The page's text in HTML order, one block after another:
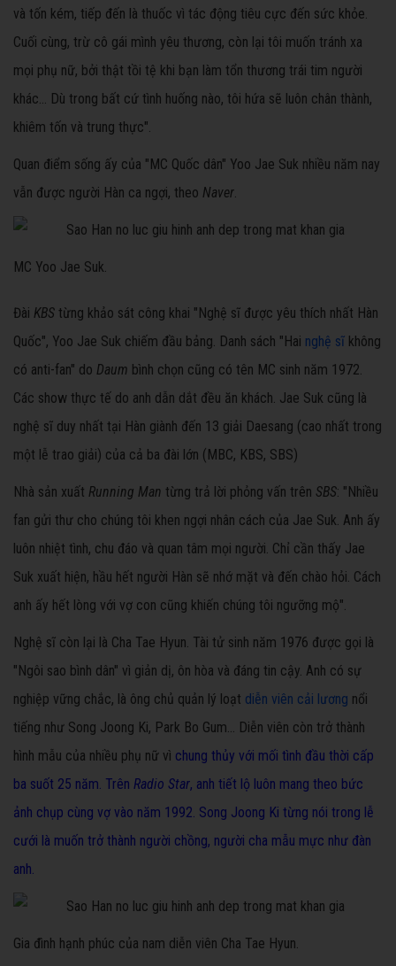
và tốn kém, tiếp đến là thuốc vì tác động tiêu cực đến sức khỏe.
Cuối cùng, trừ cô gái mình yêu thương, còn lại tôi muốn tránh xa
mọi phụ nữ, bởi thật tồi tệ khi bạn làm tổn thương trái tim người
khác... Dù trong bất cứ tình huống nào, tôi hứa sẽ luôn chân thành,
khiêm tốn và trung thực".
Quan điểm sống ấy của "MC Quốc dân" Yoo Jae Suk nhiều năm nay
vẫn được người Hàn ca ngợi, theo Naver.
MC Yoo Jae Suk.
Đài KBS từng khảo sát công khai "Nghệ sĩ được yêu thích nhất Hàn
Quốc", Yoo Jae Suk chiếm đầu bảng. Danh sách "Hai nghệ sĩ không
có anti-fan" do Daum bình chọn cũng có tên MC sinh năm 1972.
Các show thực tế do anh dẫn dắt đều ăn khách. Jae Suk cũng là
nghệ sĩ duy nhất tại Hàn giành đến 13 giải Daesang (cao nhất trong
một lễ trao giải) của cả ba đài lớn (MBC, KBS, SBS)
Nhà sản xuất Running Man từng trả lời phỏng vấn trên SBS: "Nhiều
fan gửi thư cho chúng tôi khen ngợi nhân cách của Jae Suk. Anh ấy
luôn nhiệt tình, chu đáo và quan tâm mọi người. Chỉ cần thấy Jae
Suk xuất hiện, hầu hết người Hàn sẽ nhớ mặt và đến chào hỏi. Cách
anh ấy hết lòng với vợ con cũng khiến chúng tôi ngưỡng mộ".
Nghệ sĩ còn lại là Cha Tae Hyun. Tài tử sinh năm 1976 được gọi là
"Ngôi sao bình dân" vì giản dị, ôn hòa và đáng tin cậy. Anh có sự
nghiệp vững chắc, là ông chủ quản lý loạt diễn viên cải lương nổi
tiếng như Song Joong Ki, Park Bo Gum... Diễn viên còn trở thành
hình mẫu của nhiều phụ nữ vì chung thủy với mối tình đầu thời cấp
ba suốt 25 năm. Trên Radio Star, anh tiết lộ luôn mang theo bức
ảnh chụp cùng vợ vào năm 1992. Song Joong Ki từng nói trong lễ
cưới là muốn trở thành người chồng, người cha mẫu mực như đàn
anh.
Gia đình hạnh phúc của nam diễn viên Cha Tae Hyun.